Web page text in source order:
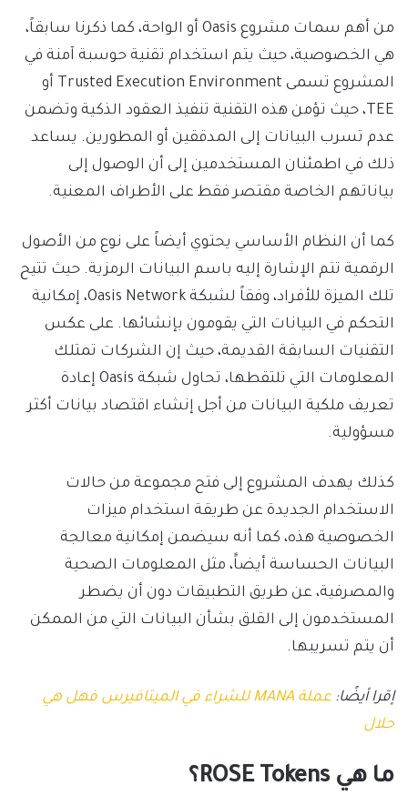
من أهم سمات مشروع Oasis أو الواحة، كما ذكرنا سابقاً،
هي الخصوصية، حيث يتم استخدام تقنية حوسبة آمنة في
المشروع تسمى Trusted Execution Environment أو
TEE، حيث تؤمن هذه التقنية تنفيذ العقود الذكية وتضمن
عدم تسرب البيانات إلى المدققين أو المطورين. يساعد
ذلك في اطمئنان المستخدمين إلى أن الوصول إلى
بياناتهم الخاصة مقتصر فقط على الأطراف المعنية.
كما أن النظام الأساسي يحتوي أيضاً على نوع من الأصول
الرقمية تتم الإشارة إليه باسم البيانات الرمزية. حيث تتيح
تلك الميزة للأفراد، وفقاً لشبكة Oasis Network، إمكانية
التحكم في البيانات التي يقومون بإنشائها. على عكس
التقنيات السابقة القديمة، حيث إن الشركات تمتلك
المعلومات التي تلتقطها، تحاول شبكة Oasis إعادة
تعريف ملكية البيانات من أجل إنشاء اقتصاد بيانات أكثر
مسؤولية.
كذلك يهدف المشروع إلى فتح مجموعة من حالات
الاستخدام الجديدة عن طريقة استخدام ميزات
الخصوصية هذه، كما أنه سيضمن إمكانية معالجة
البيانات الحساسة أيضاًَ، مثل المعلومات الصحية
والمصرفية، عن طريق التطبيقات دون أن يضطر
المستخدمون إلى القلق بشأن البيانات التي من الممكن
أن يتم تسريبها.
إقرا أيضًا:
عملة MANA للشراء في الميتافيرس فهل هي
حلال
ما هي ROSE Tokens؟